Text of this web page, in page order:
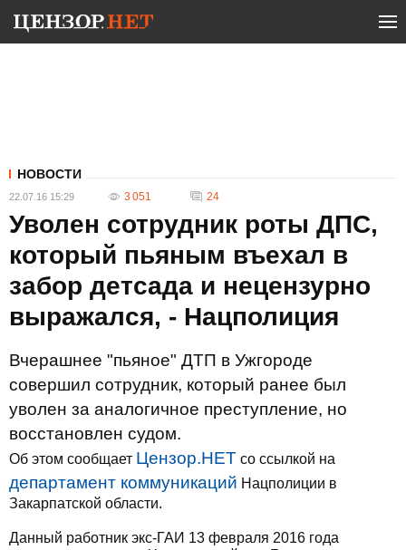
НОВОСТИ
22.07.16 15:29 3 051 24
Уволен сотрудник роты ДПС,
который пьяным въехал в
забор детсада и нецензурно
выражался, - Нацполиция
Вчерашнее "пьяное" ДТП в Ужгороде
совершил сотрудник, который ранее был
уволен за аналогичное преступление, но
восстановлен судом.
Об этом сообщает Цензор.НЕТ со ссылкой на
департамент коммуникаций Нацполиции в
Закарпатской области.
Данный работник экс-ГАИ 13 февраля 2016 года